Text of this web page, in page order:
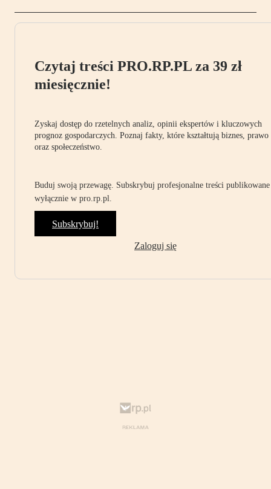
Czytaj treści PRO.RP.PL za 39 zł
miesięcznie!
Zyskaj dostęp do rzetelnych analiz, opinii ekspertów i kluczowych
prognoz gospodarczych. Poznaj fakty, które kształtują biznes, prawo
oraz społeczeństwo.
Buduj swoją przewagę. Subskrybuj profesjonalne treści publikowane
wyłącznie w pro.rp.pl.
Subskrybuj!
Zaloguj się